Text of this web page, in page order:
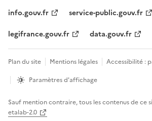
info.gouv.fr
service-public.gouv.fr
legifrance.gouv.fr
data.gouv.fr
Plan du site Mentions légales
Accessibilité :
Paramètres d'affichage
Sauf mention contraire, tous les contenus de ce
etalab-2.0